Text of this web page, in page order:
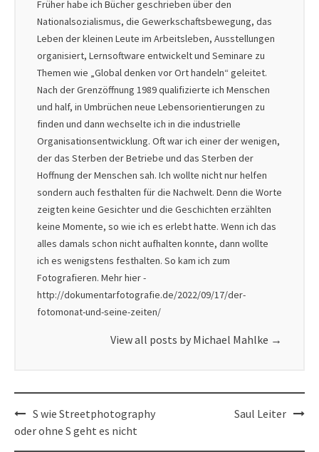
Früher habe ich Bücher geschrieben über den
Nationalsozialismus, die Gewerkschaftsbewegung, das
Leben der kleinen Leute im Arbeitsleben, Ausstellungen
organisiert, Lernsoftware entwickelt und Seminare zu
Themen wie „Global denken vor Ort handeln“ geleitet.
Nach der Grenzöffnung 1989 qualifizierte ich Menschen
und half, in Umbrüchen neue Lebensorientierungen zu
finden und dann wechselte ich in die industrielle
Organisationsentwicklung. Oft war ich einer der wenigen,
der das Sterben der Betriebe und das Sterben der
Hoffnung der Menschen sah. Ich wollte nicht nur helfen
sondern auch festhalten für die Nachwelt. Denn die Worte
zeigten keine Gesichter und die Geschichten erzählten
keine Momente, so wie ich es erlebt hatte. Wenn ich das
alles damals schon nicht aufhalten konnte, dann wollte
ich es wenigstens festhalten. So kam ich zum
Fotografieren. Mehr hier -
http://dokumentarfotografie.de/2022/09/17/der-
fotomonat-und-seine-zeiten/
View all posts by Michael Mahlke →
Post
navigation
S wie Streetphotography
oder ohne S geht es nicht
Saul Leiter